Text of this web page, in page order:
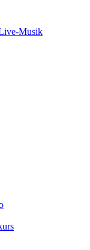
Musik